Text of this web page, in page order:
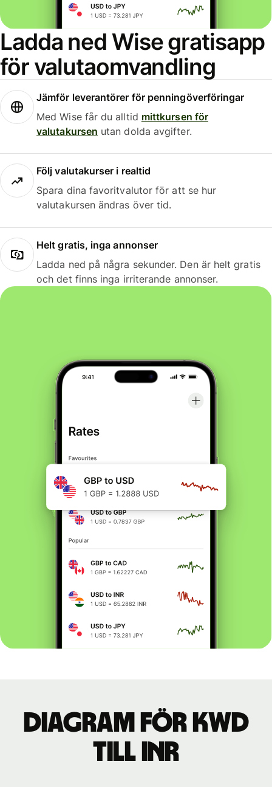
Ladda ned Wise gratisapp
för valutaomvandling
Jämför leverantörer för penningöverföringar
Med Wise får du alltid mittkursen för
valutakursen utan dolda avgifter.
Följ valutakurser i realtid
Spara dina favoritvalutor för att se hur
valutakursen ändras över tid.
Helt gratis, inga annonser
Ladda ned på några sekunder. Den är helt gratis
och det finns inga irriterande annonser.
Diagram för KWD
till INR